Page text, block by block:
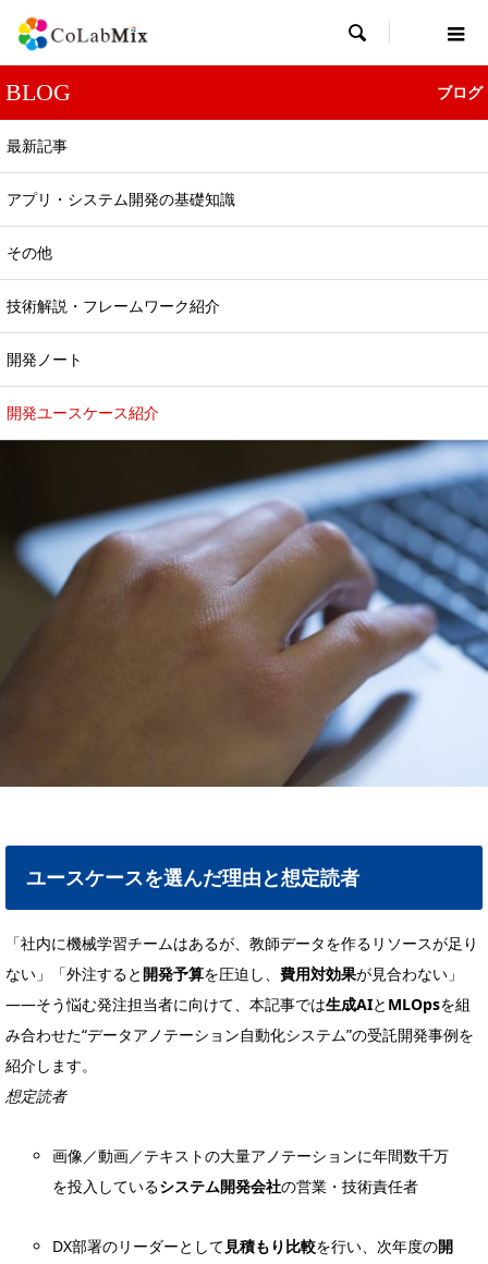

BLOG ブログ
最新記事
アプリ・システム開発の基礎知識
その他
技術解説・フレームワーク紹介
開発ノート
開発ユースケース紹介
開発ユースケース紹介
生成AIでデータアノテーションを完全内製化！
――月100万枚の画像を高速処理した物流スター
トアップの開発ユースケース
2025.01.05
ユースケースを選んだ理由と想定読者
「社内に機械学習チームはあるが、教師データを作るリソースが足り
ない」「外注すると 開発予算を圧迫し、 費用対効果が見合わない」
――そう悩む発注担当者に向けて、本記事では生成AIと MLOpsを組
み合わせた“データアノテーション自動化システム”の受託開発事例を
紹介します。
想定読者
画像／動画／テキストの大量アノテーションに年間数千万
を投入しているシステム開発会社の営業・技術責任者
DX部署のリーダーとして見積もり比較を行い、次年度の開